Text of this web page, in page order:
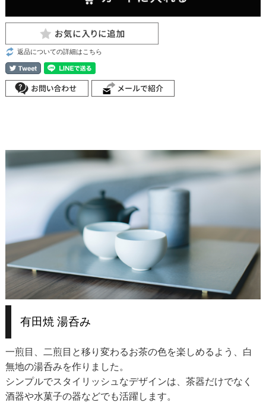
返品についての詳細はこちら
有田焼 湯呑み
一煎目、二煎目と移り変わるお茶の色を楽しめるよう、白
無地の湯呑みを作りました。
シンプルでスタイリッシュなデザインは、茶器だけでなく
酒器や水菓子の器などでも活躍します。